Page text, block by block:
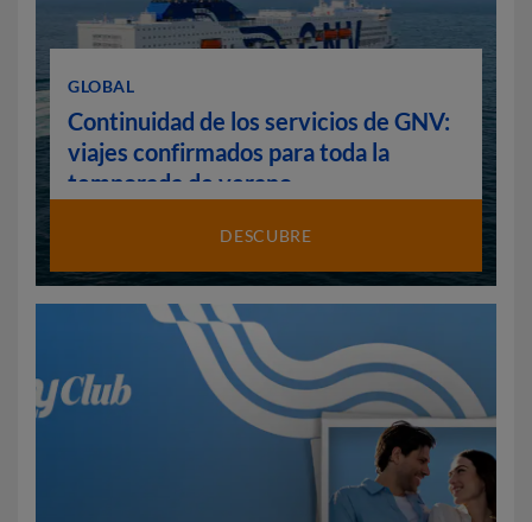
GLOBAL
Continuidad de los servicios de GNV:
viajes confirmados para toda la
temporada de verano
DESCUBRE